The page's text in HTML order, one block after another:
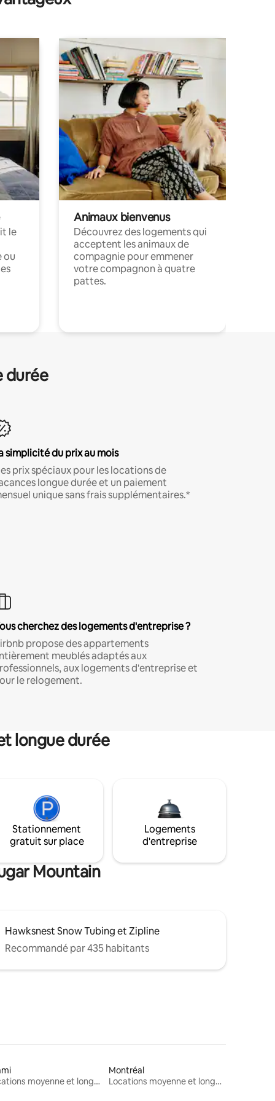
le
ou
Animaux bienvenus
Découvrez des logements qui
acceptent les animaux de
compagnie pour emmener
votre compagnon à quatre
pattes.
durée
simplicité du prix au mois
prix spéciaux pour les locations de
longue durée et un paiement
unique sans frais supplémentaires.*
cherchez des logements d'entreprise ?
propose des appartements
meublés adaptés aux
aux logements d'entreprise et
le relogement.
longue durée
Stationnement
gratuit sur place
Logements
d'entreprise
Mountain
Hawksnest Snow Tubing et Zipline
Recommandé par 435 habitants
Locations moyenne et longue durée
Montréal
Locations moyenne et longue durée